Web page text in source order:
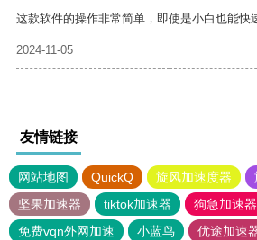
这款软件的操作非常简单，即使是小白也能快
2024-11-05
友情链接
网站地图 QuickQ 旋风加速度器
坚果加速器
tiktok加速器
狗急加速
免费vqn外网加速
小蓝鸟 优途加速